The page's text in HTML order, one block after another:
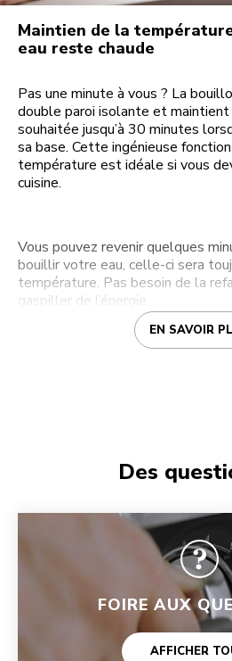
Maintien de la
eau reste chaude
Pas une minute à vous ? La
double paroi isolante et
souhaitée jusqu’à 30 minutes
sa base. Cette ingénieuse
température est idéale si vous
cuisine.
Vous pouvez revenir quelques
bouillir votre eau, celle-ci sera
température. Pas besoin de la
gaspiller de l’énergie.
EN SAVOIR
Des
FOIRE AUX
AFFICHER